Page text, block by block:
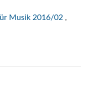
Musik 2016/02 ,